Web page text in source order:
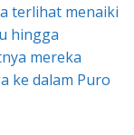
terlihat menaiki
hingga
mereka
ke dalam Puro